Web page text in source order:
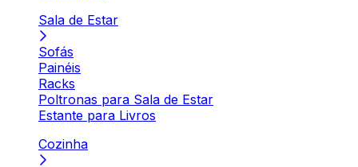
Sala de Estar
Sofás
Painéis
Racks
Poltronas para Sala de Estar
Estante para Livros
Cozinha